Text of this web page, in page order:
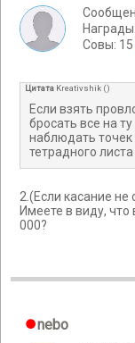
Cовы: 15
Цитата Kreativshik ()
Если взять
бросать все на
наблюдать точек
тетрадного
2.(Если касание не
Имеете в виду,
000?
nebo